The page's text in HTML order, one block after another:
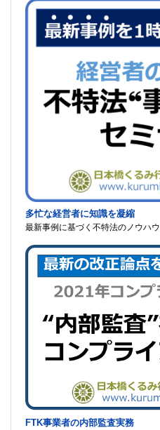
多忙な経営者に知識を凝縮
最新事例に基づく不特法のノウハ
FTK事業者の内部監査実務